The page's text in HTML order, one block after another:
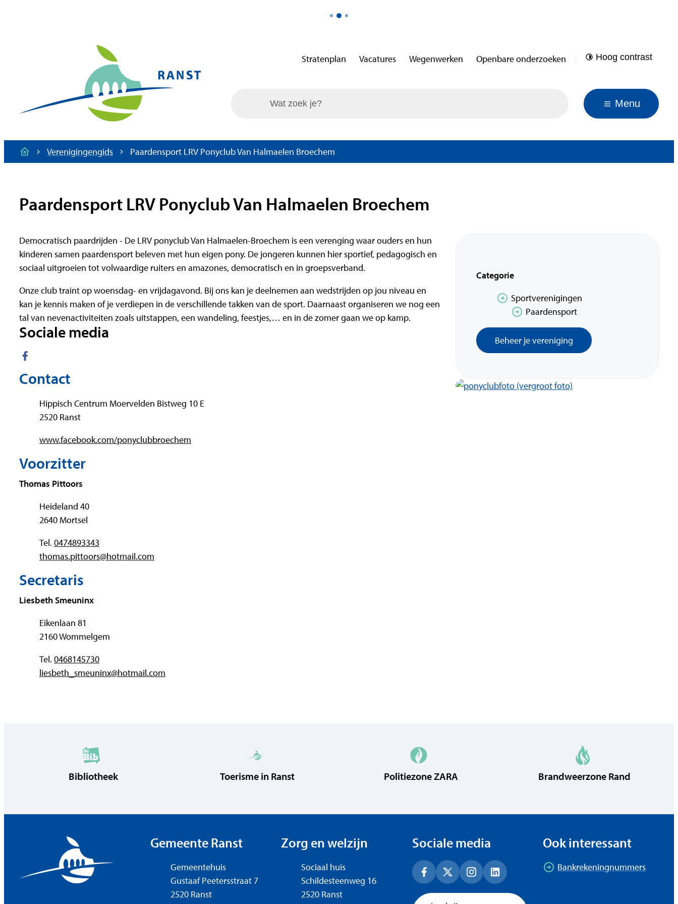
Stratenplan Vacatures Wegenwerken Openbare onderzoeken Hoog contrast
Menu
Startpagina
Verenigingengids Paardensport LRV Ponyclub Van Halmaelen Broechem
Paardensport LRV Ponyclub Van Halmaelen Broechem
Democratisch paardrijden - De LRV ponyclub Van Halmaelen-Broechem is een verenging waar ouders en hun
kinderen samen paardensport beleven met hun eigen pony. De jongeren kunnen hier sportief, pedagogisch en
sociaal uitgroeien tot volwaardige ruiters en amazones, democratisch en in groepsverband.
Onze club traint op woensdag- en vrijdagavond. Bij ons kan je deelnemen aan wedstrijden op jou niveau en
kan je kennis maken of je verdiepen in de verschillende takken van de sport. Daarnaast organiseren we nog een
tal van nevenactiviteiten zoals uitstappen, een wandeling, feestjes,… en in de zomer gaan we op kamp.
Sociale media
Facebook
Contact
AdresHippisch Centrum Moervelden Bistweg 10 E
,2520 Ranst
Websitewww.facebook.com/ponyclubbroechem
Voorzitter
Thomas Pittoors
AdresHeideland 40
,2640 Mortsel
0474893343
E-mailthomas.pittoors@hotmail.com
Secretaris
LiesbethSmeuninx
AdresEikenlaan 81
,2160Wommelgem
0468145730
E-mailliesbeth_smeuninx@hotmail.com
Categorie
Sportverenigingen
Paardensport
Beheer je vereniging
Bibliotheek Toerisme in Ranst Politiezone ZARA Brandweerzone Rand
Gemeente Ranst
AdresGemeentehuis
Gustaaf Peetersstraat 7
,2520 Ranst
Zorg en welzijn
AdresSociaal huis
Schildesteenweg 16
,2520 Ranst
Sociale media
FacebookX (Twitter)InstagramLinkedIn
Ook interessant
Bankrekeningnummers